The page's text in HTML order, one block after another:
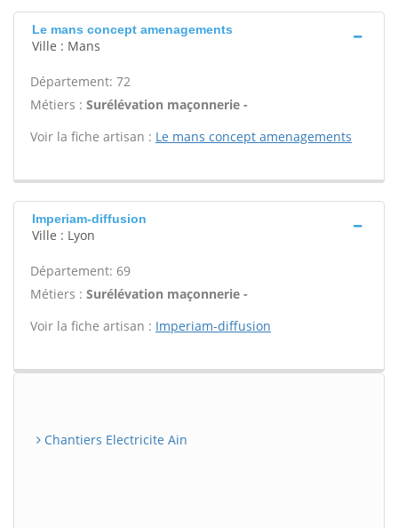
Le mans concept amenagements
Ville : Mans
Département: 72
Métiers : Surélévation maçonnerie -
Voir la fiche artisan : Le mans concept amenagements
Imperiam-diffusion
Ville : Lyon
Département: 69
Métiers : Surélévation maçonnerie -
Voir la fiche artisan : Imperiam-diffusion
Chantiers Electricite Ain